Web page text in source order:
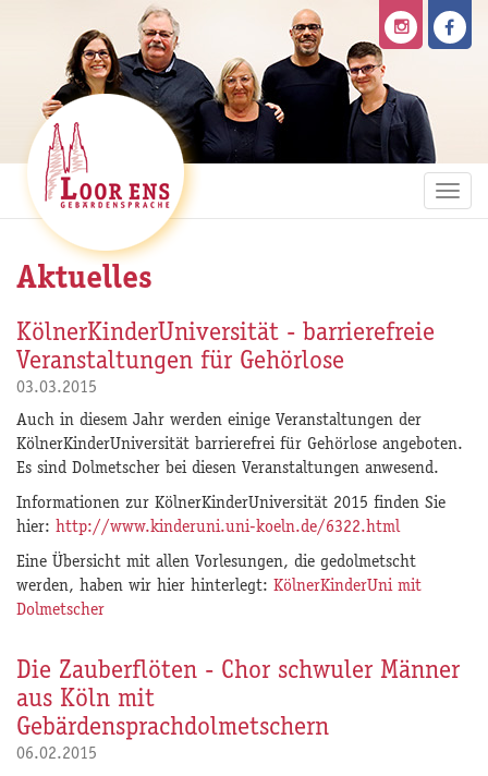
Aktuelles
KölnerKinderUniversität - barrierefreie
Veranstaltungen für Gehörlose
03.03.2015
Auch in diesem Jahr werden einige Veranstaltungen der
KölnerKinderUniversität barrierefrei für Gehörlose angeboten.
Es sind Dolmetscher bei diesen Veranstaltungen anwesend.
Informationen zur KölnerKinderUniversität 2015 finden Sie
hier: http://www.kinderuni.uni-koeln.de/6322.html
Eine Übersicht mit allen Vorlesungen, die gedolmetscht
werden, haben wir hier hinterlegt: KölnerKinderUni mit
Dolmetscher
Die Zauberflöten - Chor schwuler Männer
aus Köln mit
Gebärdensprachdolmetschern
06.02.2015